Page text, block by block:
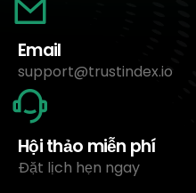
Email
support@trustindex.io
Hội thảo miễn phí
Đặt lịch hẹn ngay